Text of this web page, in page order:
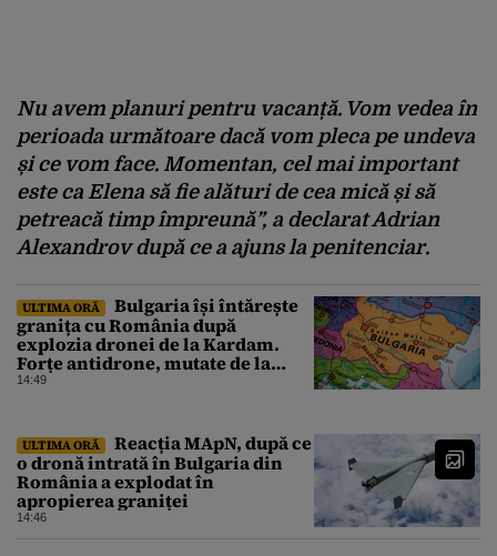
Nu avem planuri pentru vacanță. Vom vedea în
perioada următoare dacă vom pleca pe undeva
și ce vom face. Momentan, cel mai important
este ca Elena să fie alături de cea mică și să
petreacă timp împreună”, a declarat Adrian
Alexandrov după ce a ajuns la penitenciar.
ULTIMA ORĂ
Bulgaria își întărește
granița cu România după
explozia dronei de la Kardam.
Forțe antidrone, mutate de la
frontiera cu Turcia
14:49
ULTIMA ORĂ
Reacția MApN, după ce
o dronă intrată în Bulgaria din
România a explodat în
apropierea graniței
14:46